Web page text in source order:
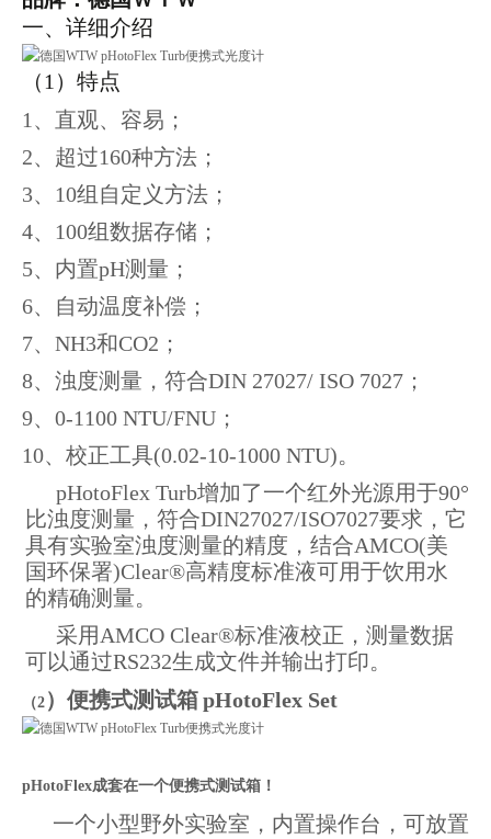
一、详细介绍
（1）特点
1、直观、容易；
2、超过160种方法；
3、10组自定义方法；
4、100组数据存储；
5、内置pH测量；
6、自动温度补偿；
7、NH3和CO2；
8、浊度测量，符合DIN 27027/ ISO 7027；
9、0-1100 NTU/FNU；
10、校正工具(0.02-10-1000 NTU)。
pHotoFlex Turb增加了一个红外光源用于90°
比浊度测量，符合DIN27027/ISO7027要求，它
具有实验室浊度测量的精度，结合AMCO(美
国环保署)Clear®高精度标准液可用于饮用水
的精确测量。
采用AMCO Clear®标准液校正，测量数据
可以通过RS232生成文件并输出打印。
（2 ）便携式测试箱pHotoFlex Set
pHotoFlex成套在一个便携式测试箱！
一个小型野外实验室，内置操作台，可放置